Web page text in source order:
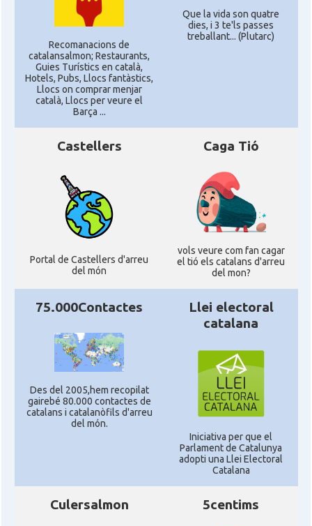
Recomanacions de
catalansalmon; Restaurants,
Guies Turístics en català,
Hotels, Pubs, Llocs fantàstics,
Llocs on comprar menjar
català, Llocs per veure el
Barça ...
Que la vida son quatre
dies, i 3 te'ls passes
treballant... (Plutarc)
Castellers
Portal de Castellers d'arreu
del món
Caga Tió
vols veure com fan cagar
el tió els catalans d'arreu
del mon?
75.000Contactes
Des del 2005,hem recopilat
gairebé 80.000 contactes de
catalans i catalanòfils d'arreu
del món.
Llei electoral
catalana
Iniciativa per que el
Parlament de Catalunya
adopti una Llei Electoral
Catalana
Culersalmon 5centims